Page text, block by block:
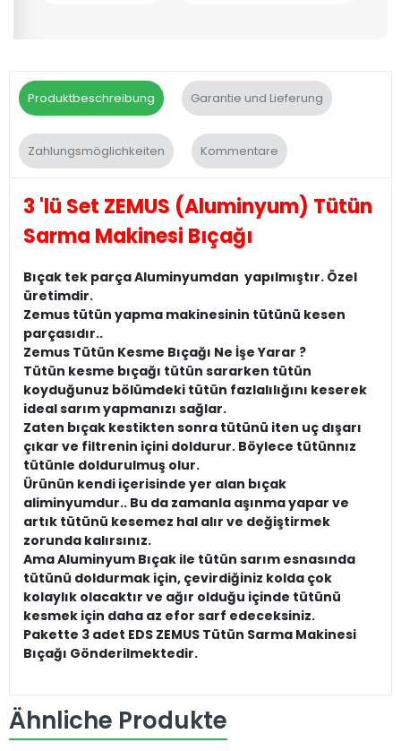
Produktbeschreibung Garantie und Lieferung
Zahlungsmöglichkeiten Kommentare
3 'lü Set ZEMUS (Aluminyum) Tütün
Sarma Makinesi Bıçağı
Bıçak tek parça Aluminyumdan yapılmıştır. Özel
üretimdir.
Zemus tütün yapma makinesinin tütünü kesen
parçasıdır..
Zemus Tütün Kesme Bıçağı Ne İşe Yarar ?
Tütün kesme bıçağı tütün sararken tütün
koyduğunuz bölümdeki tütün fazlalılığını keserek
ideal sarım yapmanızı sağlar.
Zaten bıçak kestikten sonra tütünü iten uç dışarı
çıkar ve filtrenin içini doldurur. Böylece tütünnız
tütünle doldurulmuş olur.
Ürünün kendi içerisinde yer alan bıçak
aliminyumdur.. Bu da zamanla aşınma yapar ve
artık tütünü kesemez hal alır ve değiştirmek
zorunda kalırsınız.
Ama Aluminyum Bıçak ile tütün sarım esnasında
tütünü doldurmak için, çevirdiğiniz kolda çok
kolaylık olacaktır ve ağır olduğu içinde tütünü
kesmek için daha az efor sarf edeceksiniz.
Pakette 3 adet EDS ZEMUS Tütün Sarma Makinesi
Bıçağı Gönderilmektedir.
Ähnliche Produkte